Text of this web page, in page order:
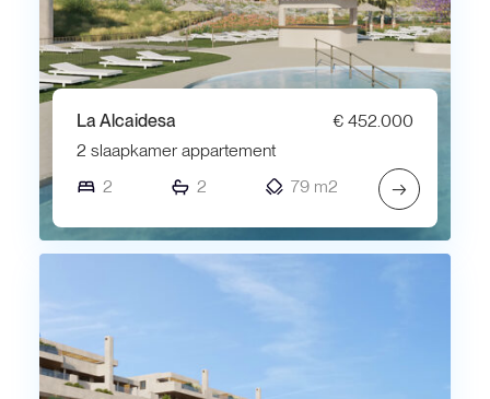
La Alcaidesa
€ 452.000
2 slaapkamer appartement
2
2 79 m2 →